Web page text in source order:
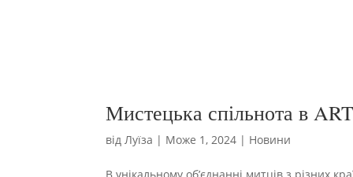
Мистецька спільнота в
відЛуїза | Може 1, 2024 | Новини